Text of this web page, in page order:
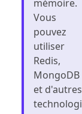
mémoire.
Vous
pouvez
utiliser
Redis,
MongoDB
et d'autres
technologi